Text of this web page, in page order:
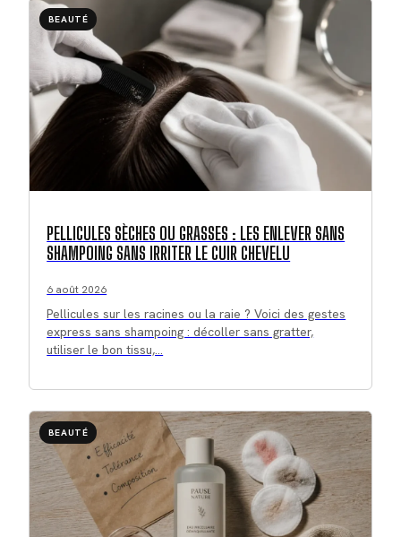
BEAUTÉ
PELLICULES SÈCHES OU GRASSES : LES ENLEVER SANS
SHAMPOING SANS IRRITER LE CUIR CHEVELU
6 août 2026
Pellicules sur les racines ou la raie ? Voici des gestes
express sans shampoing : décoller sans gratter,
utiliser le bon tissu,…
BEAUTÉ